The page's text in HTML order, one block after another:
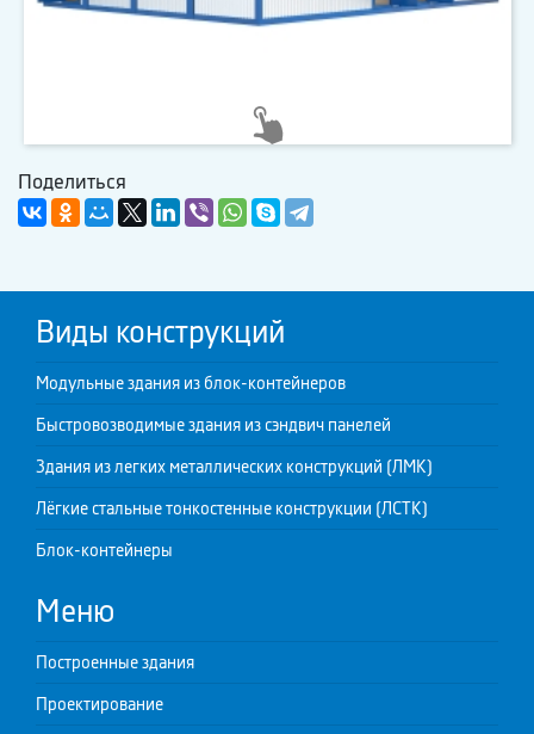
Поделиться
Виды конструкций
Модульные здания из блок-контейнеров
Быстровозводимые здания из сэндвич панелей
Здания из легких металлических конструкций (ЛМК)
Лёгкие стальные тонкостенные конструкции (ЛСТК)
Блок-контейнеры
Меню
Построенные здания
Проектирование